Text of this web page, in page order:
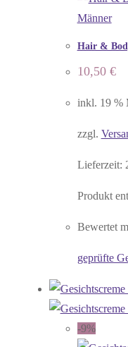
Hair &
10,50 €
inkl. 19 %
zzgl.
Lieferzeit:
Produkt
Bewertet
geprüfte
-9%